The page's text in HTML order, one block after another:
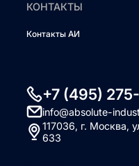
КОНТАКТЫ
Контакты АИ
+7 (495)
info@absolute-
117036, г. Москва,
633